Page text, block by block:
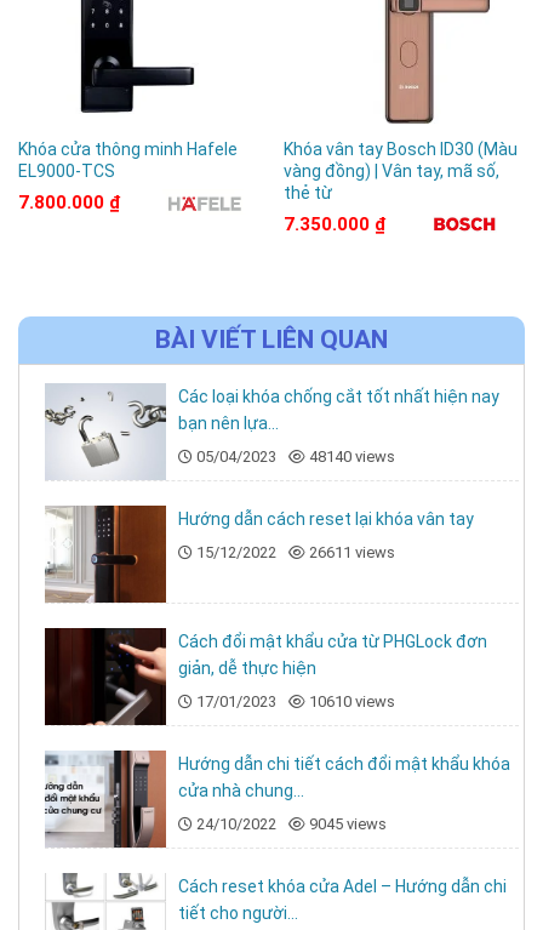
Khóa cửa thông minh Hafele
EL9000-TCS
7.800.000 ₫
Khóa vân tay Bosch ID30 (Màu
vàng đồng) | Vân tay, mã số,
thẻ từ
7.350.000 ₫
BÀI VIẾT LIÊN QUAN
Các loại khóa chống cắt tốt nhất hiện nay
bạn nên lựa...
05/04/2023 48140 views
Hướng dẫn cách reset lại khóa vân tay
15/12/2022 26611 views
Cách đổi mật khẩu cửa từ PHGLock đơn
giản, dễ thực hiện
17/01/2023 10610 views
Hướng dẫn chi tiết cách đổi mật khẩu khóa
cửa nhà chung...
24/10/2022 9045 views
Cách reset khóa cửa Adel – Hướng dẫn chi
tiết cho người...